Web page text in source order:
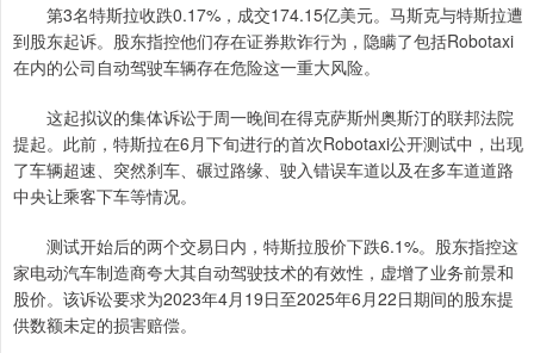
第3名特斯拉收跌0.17%，成交174.15亿美元。马斯克与特斯拉遭
到股东起诉。股东指控他们存在证券欺诈行为，隐瞒了包括Robotaxi
在内的公司自动驾驶车辆存在危险这一重大风险。
这起拟议的集体诉讼于周一晚间在得克萨斯州奥斯汀的联邦法院
提起。此前，特斯拉在6月下旬进行的首次Robotaxi公开测试中，出现
了车辆超速、突然刹车、碾过路缘、驶入错误车道以及在多车道道路
中央让乘客下车等情况。
测试开始后的两个交易日内，特斯拉股价下跌6.1%。股东指控这
家电动汽车制造商夸大其自动驾驶技术的有效性，虚增了业务前景和
股价。该诉讼要求为2023年4月19日至2025年6月22日期间的股东提
供数额未定的损害赔偿。